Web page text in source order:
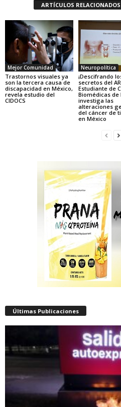
ARTÍCULOS RELACIONADOS
Mejor Comunidad
Trastornos visuales ya
son la tercera causa de
discapacidad en México,
revela estudio del
CIDOCS
Neuropolítica
¡Descifrando
secretos del
Estudiante de
Biomédicas de
investiga las
alteraciones
del cáncer de
en México
Últimas Publicaciones